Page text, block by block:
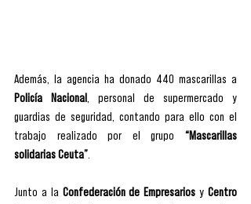
Policía Nacional , personal de supermercado y
guardias de seguridad, contando para ello con el
trabajo realizado por el grupo “Mascarillas
solidarias Ceuta”
Junto a la Confederación de Empresarios y Centro